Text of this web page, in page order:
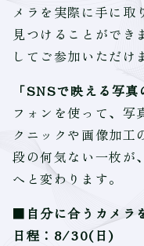
メラを実際に手に取
見つけることができ
してご参加いただけ
「SNSで映える写真
フォンを使って、写
クニックや画像加工
段の何気ない一枚が
へと変わります。
■ 自分に合うカメラ
日程：8/30(日)